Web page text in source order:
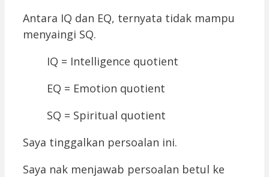
Antara IQ dan EQ, ternyata tidak mampu
menyaingi SQ.
IQ = Intelligence quotient
EQ = Emotion quotient
SQ = Spiritual quotient
Saya tinggalkan persoalan ini.
Saya nak menjawab persoalan betul ke